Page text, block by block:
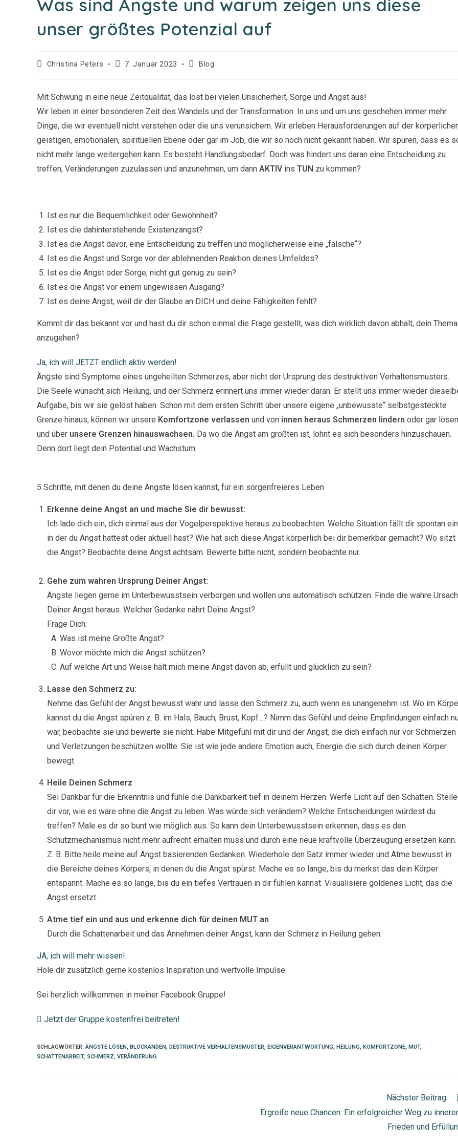
Was sind Ängste und warum zeigen uns diese
unser größtes Potenzial auf
Beitrags-
Christina Peters
Beitrag
7. Januar 2023
Beitrags-
Blog
Mit Schwung in eine neue Zeitqualität, das löst bei vielen Unsicherheit, Sorge und Angst aus!
Wir leben in einer besonderen Zeit des Wandels und der Transformation. In uns und um uns geschehen immer mehr
Dinge, die wir eventuell nicht verstehen oder die uns verunsichern. Wir erleben Herausforderungen auf der
geistigen, emotionalen, spirituellen Ebene oder gar im Job, die wir so noch nicht gekannt haben. Wir spüren, dass es
nicht mehr lange weitergehen kann. Es besteht Handlungsbedarf. Doch was hindert uns daran eine Entscheidung zu
treffen, Veränderungen zuzulassen und anzunehmen, um dann AKTIV ins TUN zu kommen?
Ist es nur die Bequemlichkeit oder Gewohnheit?
Ist es die dahinterstehende Existenzangst?
Ist es die Angst davor, eine Entscheidung zu treffen und möglicherweise eine „falsche“?
Ist es die Angst und Sorge vor der ablehnenden Reaktion deines Umfeldes?
Ist es die Angst oder Sorge, nicht gut genug zu sein?
Ist es die Angst vor einem ungewissen Ausgang?
Ist es deine Angst, weil dir der Glaube an DICH und deine Fähigkeiten fehlt?
Kommt dir das bekannt vor und hast du dir schon einmal die Frage gestellt, was dich wirklich davon abhält, dein Thema
anzugehen?
Ja, ich will JETZT endlich aktiv werden!
Ängste sind Symptome eines ungeheilten Schmerzes, aber nicht der Ursprung des destruktiven Verhaltensmusters.
Die Seele wünscht sich Heilung, und der Schmerz erinnert uns immer wieder daran. Er stellt uns immer wieder
Aufgabe, bis wir sie gelöst haben. Schon mit dem ersten Schritt über unsere eigene „unbewusste“ selbstgesteckte
Grenze hinaus, können wir unsere Komfortzone verlassen und von innen heraus Schmerzen lindern oder gar lösen
und über unsere Grenzen hinauswachsen. Da wo die Angst am größten ist, lohnt es sich besonders hinzuschauen.
Denn dort liegt dein Potential und Wachstum.
5 Schritte, mit denen du deine Ängste lösen kannst, für ein sorgenfreieres Leben
Erkenne deine Angst an und mache Sie dir bewusst:
Ich lade dich ein, dich einmal aus der Vogelperspektive heraus zu beobachten. Welche Situation fällt dir spontan
in der du Angst hattest oder aktuell hast? Wie hat sich diese Angst körperlich bei dir bemerkbar gemacht? Wo sitzt
die Angst? Beobachte deine Angst achtsam. Bewerte bitte nicht, sondern beobachte nur.
Gehe zum wahren Ursprung Deiner Angst:
Ängste liegen gerne im Unterbewusstsein verborgen und wollen uns automatisch schützen. Finde die wahre
Deiner Angst heraus. Welcher Gedanke nährt Deine Angst?
Frage Dich:
Was ist meine Größte Angst?
Wovor möchte mich die Angst schützen?
Auf welche Art und Weise hält mich meine Angst davon ab, erfüllt und glücklich zu sein?
Lasse den Schmerz zu:
Nehme das Gefühl der Angst bewusst wahr und lasse den Schmerz zu, auch wenn es unangenehm ist. Wo im
kannst du die Angst spüren z. B. im Hals, Bauch, Brust, Kopf…? Nimm das Gefühl und deine Empfindungen einfach
war, beobachte sie und bewerte sie nicht. Habe Mitgefühl mit dir und der Angst, die dich einfach nur vor Schmerzen
und Verletzungen beschützen wollte. Sie ist wie jede andere Emotion auch, Energie die sich durch deinen Körper
bewegt.
Heile Deinen Schmerz
Sei Dankbar für die Erkenntnis und fühle die Dankbarkeit tief in deinem Herzen. Werfe Licht auf den Schatten. Stelle
dir vor, wie es wäre ohne die Angst zu leben. Was würde sich verändern? Welche Entscheidungen würdest du
treffen? Male es dir so bunt wie möglich aus. So kann dein Unterbewusstsein erkennen, dass es den
Schutzmechanismus nicht mehr aufrecht erhalten muss und durch eine neue kraftvolle Überzeugung ersetzen kann.
Z. B. Bitte heile meine auf Angst basierenden Gedanken. Wiederhole den Satz immer wieder und Atme bewusst in
die Bereiche deines Körpers, in denen du die Angst spürst. Mache es so lange, bis du merkst das dein Körper
entspannt. Mache es so lange, bis du ein tiefes Vertrauen in dir fühlen kannst. Visualisiere goldenes Licht, das die
Angst ersetzt.
Atme tief ein und aus und erkenne dich für deinen MUT an
Durch die Schattenarbeit und das Annehmen deiner Angst, kann der Schmerz in Heilung gehen.
JA, ich will mehr wissen!
Hole dir zusätzlich gerne kostenlos Inspiration und wertvolle Impulse:
Sei herzlich willkommen in meiner Facebook Gruppe!
Jetzt der Gruppe kostenfrei beitreten!
SCHLAGWÖRTER:ÄNGSTE LÖSEN, BLOCKANDEN, DESTRUKTIVE VERHALTENSMUSTER, EIGENVERANTWORTUNG, HEILUNG, KOMFORTZONE, MUT,
SCHATTENARBEIT, SCHMERZ, VERÄNDERUNG
Nächster Beitrag
Ergreife neue Chancen: Ein erfolgreicher Weg zu
Frieden und